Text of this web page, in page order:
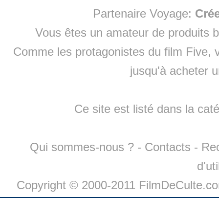
Partenaire Voyage:
Vous êtes un amateur de produits
Comme les protagonistes du film Five,
jusqu'à acheter
Ce site est listé dans la
Qui sommes-nous ? - Contacts -
Copyright © 2000-2011